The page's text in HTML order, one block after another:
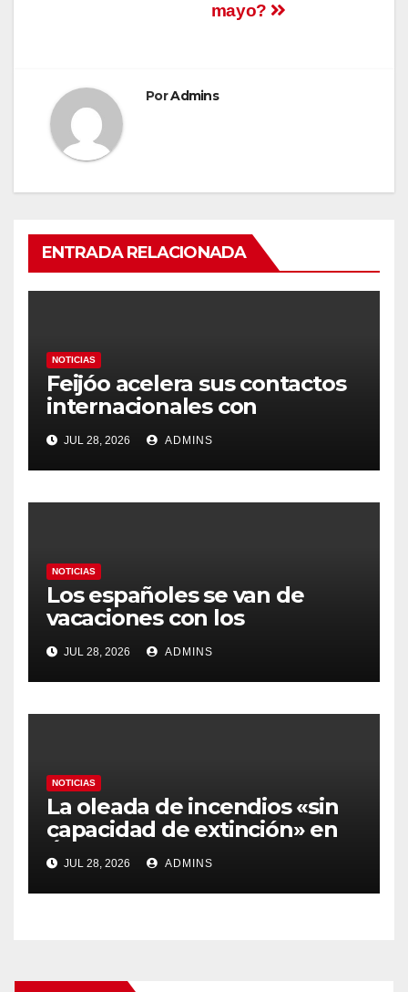
mayo?
PorAdmins
ENTRADA RELACIONADA
NOTICIAS
Feijóo acelera sus contactos
internacionales con
Latinoamérica como socio
prioritario en su agenda de
gobierno
JUL 28, 2026 ADMINS
NOTICIAS
Los españoles se van de
vacaciones con los
carburantes hasta un 21%
más caros que el año pasado
y los hoteles disparados
JUL 28, 2026 ADMINS
NOTICIAS
La oleada de incendios «sin
capacidad de extinción» en
Ávila y al oeste de Madrid
obliga a declarar la
emergencia nacional
JUL 28, 2026 ADMINS